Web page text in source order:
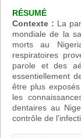
RÉSUMÉ
Contexte : La
mondiale de la
morts au
respiratoires
parole et des
essentiellement
être plus
les
dentaires au
contrôle de